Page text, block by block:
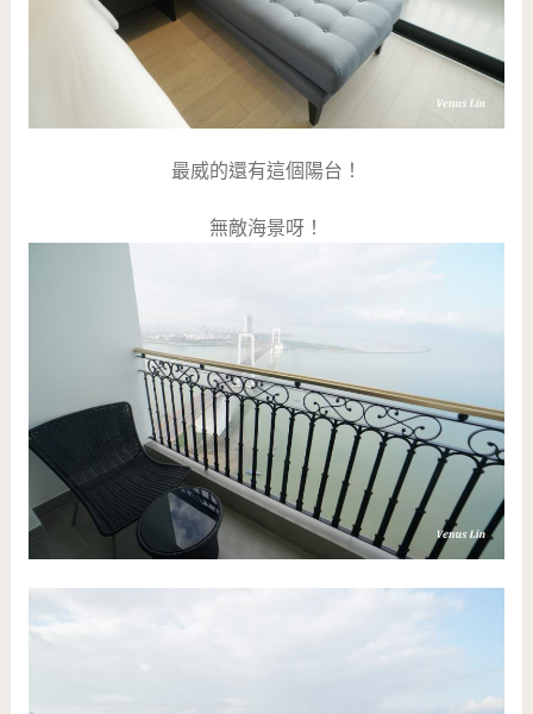
最威的還有這個陽台！
無敵海景呀！